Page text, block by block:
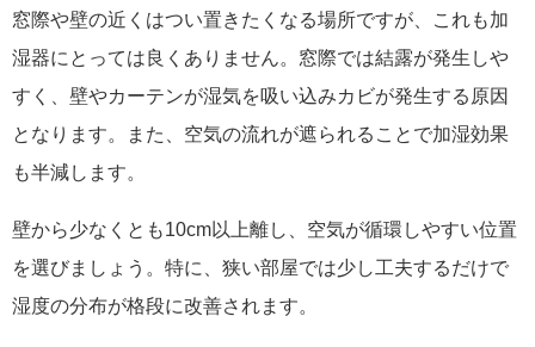
窓際や壁の近くはつい置きたくなる場所ですが、これも加
湿器にとっては良くありません。窓際では結露が発生しや
すく、壁やカーテンが湿気を吸い込みカビが発生する原因
となります。また、空気の流れが遮られることで加湿効果
も半減します。
壁から少なくとも10cm以上離し、空気が循環しやすい位置
を選びましょう。特に、狭い部屋では少し工夫するだけで
湿度の分布が格段に改善されます。